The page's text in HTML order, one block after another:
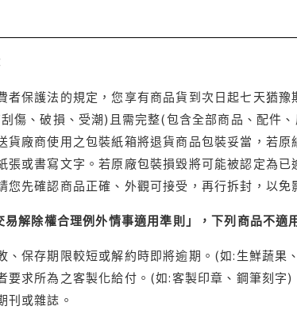
者保護法的規定，您享有商品貨到次日起七天猶
傷、破損、受潮)且需完整(包含全部商品、配件
貨廠商使用之包裝紙箱將退貨商品包裝妥當，若
張或書寫文字。若原廠包裝損毀將可能被認定為
您先確認商品正確、外觀可接受，再行拆封，以
易解除權合理例外情事適用準則」，下列商品不
、保存期限較短或解約時即將逾期。(如:生鮮蔬果
要求所為之客製化給付。(如:客製印章、鋼筆刻字)
刊或雜誌。